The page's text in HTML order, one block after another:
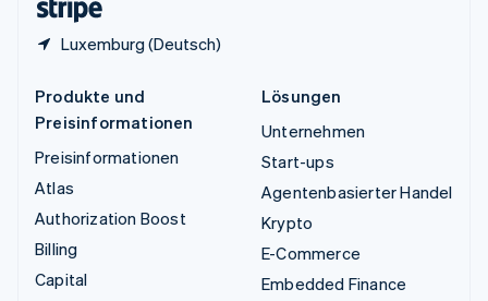
Luxemburg (Deutsch)
Produkte und
Preisinformationen
Preisinformationen
Atlas
Authorization Boost
Billing
Capital
Lösungen
Unternehmen
Start-ups
Agentenbasierter Handel
Krypto
E-Commerce
Embedded Finance